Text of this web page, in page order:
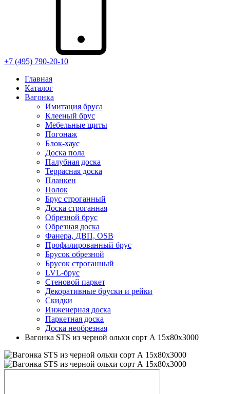
+7 (495) 790-20-10
Главная
Каталог
Вагонка
Имитация бруса
Клееный брус
Мебельные щиты
Погонаж
Блок-хаус
Доска пола
Палубная доска
Террасная доска
Планкен
Полок
Брус строганный
Доска строганная
Обрезной брус
Обрезная доска
Фанера, ДВП, OSB
Профилированный брус
Брусок обрезной
Брусок строганный
LVL-брус
Стеновой паркет
Декоративные бруски и рейки
Скидки
Инженерная доска
Паркетная доска
Доска необрезная
Вагонка STS из черной ольхи сорт А 15х80х3000